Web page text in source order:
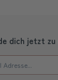
dich jetzt